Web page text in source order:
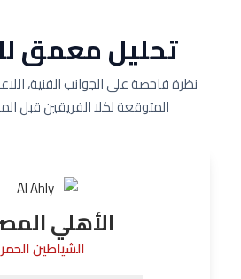
تحليل معمق
نظرة فاحصة على الجوانب الفنية،
المتوقعة لكلا الفريقين قبل
الأهلي
الشياطين الحمر